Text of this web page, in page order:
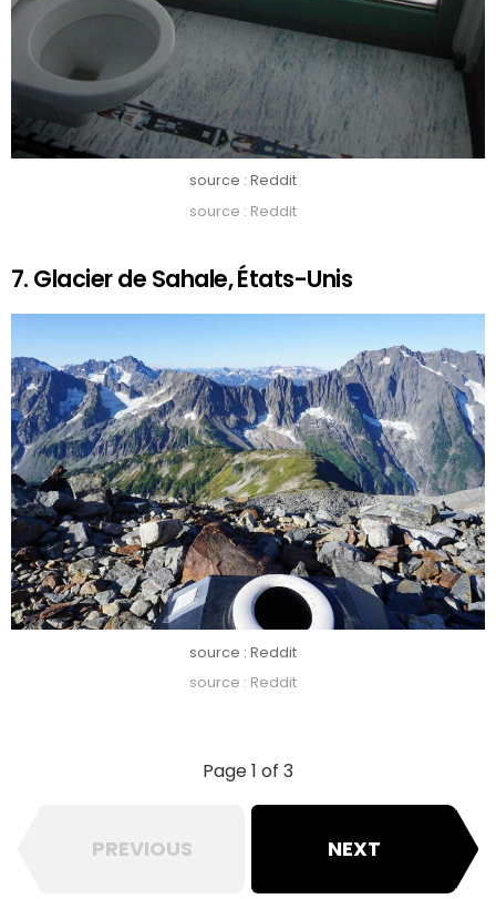
source : Reddit
source : Reddit
7. Glacier de Sahale, États-Unis
source : Reddit
source : Reddit
Page 1 of 3
PREVIOUS NEXT